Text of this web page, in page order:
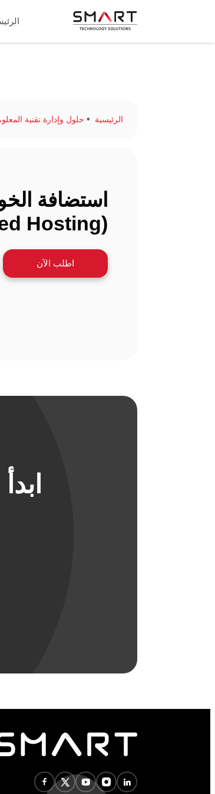
الرئيسية حلول وإدارة تقنية
استضافة
(Dedicated Hosting)
اطلب الآن